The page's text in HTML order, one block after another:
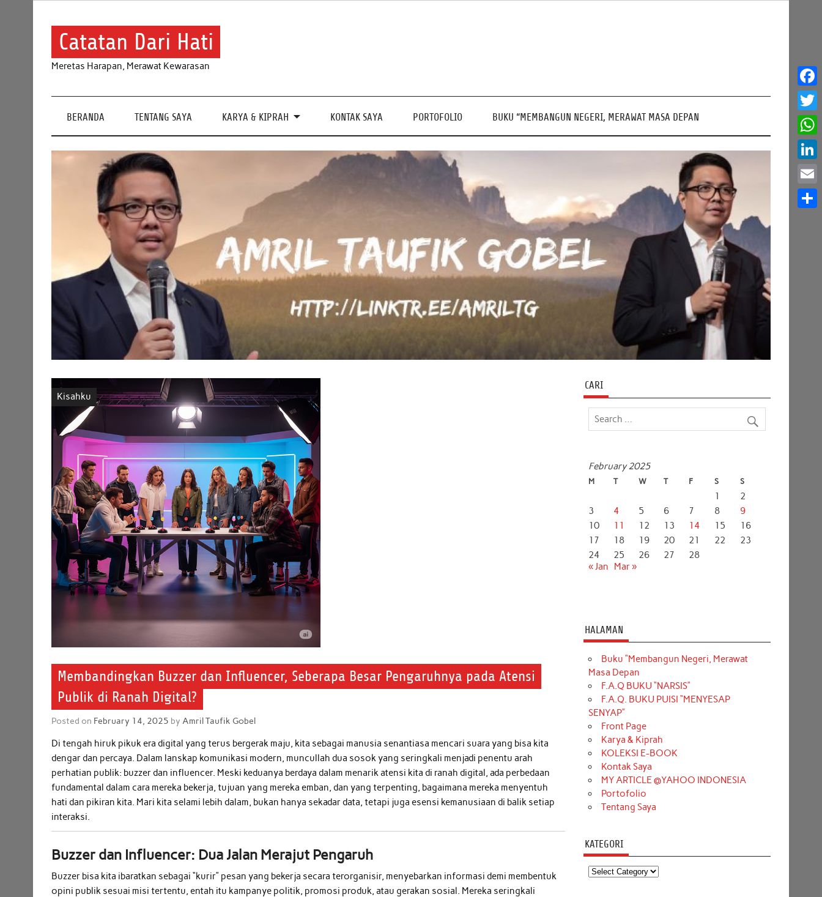
Catatan Dari Hati
Meretas Harapan, Merawat Kewarasan
BERANDA TENTANG SAYA KARYA & KIPRAH KONTAK SAYA PORTOFOLIO BUKU “MEMBANGUN NEGERI, MERAWAT MASA DEPAN
Kisahku
Membandingkan Buzzer dan Influencer, Seberapa Besar Pengaruhnya pada Atensi
Publik di Ranah Digital?
Posted on February 14, 2025 byAmril Taufik Gobel
Di tengah hiruk pikuk era digital yang terus bergerak maju, kita sebagai manusia senantiasa mencari suara yang bisa kita
dengar dan percaya. Dalam lanskap komunikasi modern, muncullah dua sosok yang seringkali menjadi penentu arah
perhatian publik: buzzer dan influencer. Meski keduanya berdaya dalam menarik atensi kita di ranah digital, ada perbedaan
fundamental dalam cara mereka bekerja, tujuan yang mereka emban, dan yang terpenting, bagaimana mereka menyentuh
hati dan pikiran kita. Mari kita selami lebih dalam, bukan hanya sekadar data, tetapi juga esensi kemanusiaan di balik setiap
interaksi.
Buzzer dan Influencer: Dua Jalan Merajut Pengaruh
Buzzer bisa kita ibaratkan sebagai “kurir” pesan yang bekerja secara terorganisir, menyebarkan informasi demi membentuk
opini publik sesuai misi tertentu, entah itu kampanye politik, promosi produk, atau gerakan sosial. Mereka seringkali
CARI
February 2025
M T W T F S S
1
2
3
4 5 6 7 8
9
10
11 12 13 14 15
16
17
18 19 20 21 22
23
24
25 26 27
28
« Jan
Mar »
HALAMAN
Buku “Membangun Negeri, Merawat
Masa Depan
F.A.Q BUKU “NARSIS”
F.A.Q. BUKU PUISI “MENYESAP
SENYAP”
Front Page
Karya & Kiprah
KOLEKSI E-BOOK
Kontak Saya
MY ARTICLE @YAHOO INDONESIA
Portofolio
Tentang Saya
KATEGORI
Kategori
Email